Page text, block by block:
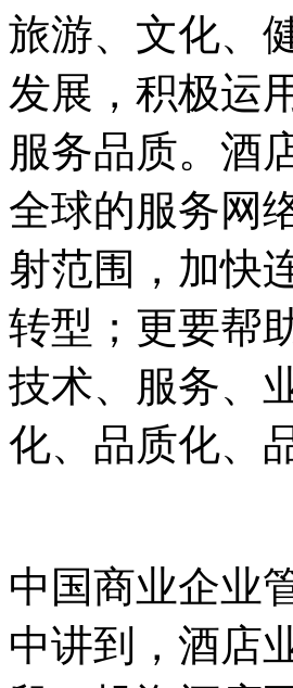
旅游、文化、
发展，积极运
服务品质。酒
全球的服务网
射范围，加快
转型；更要帮
技术、服务、
化、品质化、
中国商业企业
中讲到，酒店